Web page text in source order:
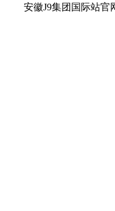
安徽J9集团国际站官